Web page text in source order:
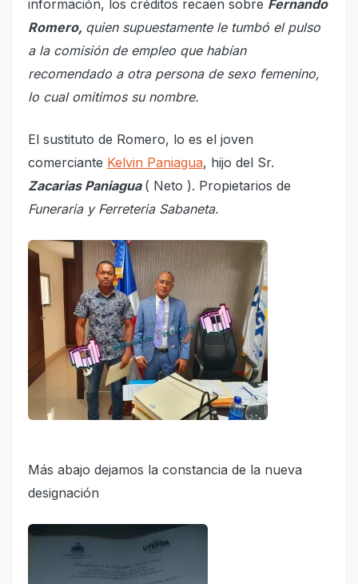
información, los créditos recaen sobre Fernando
Romero, quien supuestamente le tumbó el pulso
a la comisión de empleo que habían
recomendado a otra persona de sexo femenino,
lo cual omitimos su nombre.
El sustituto de Romero, lo es el joven
comerciante Kelvin Paniagua, hijo del Sr.
Zacarias Paniagua ( Neto ). Propietarios de
Funeraria y Ferreteria Sabaneta.
Más abajo dejamos la constancia de la nueva
designación